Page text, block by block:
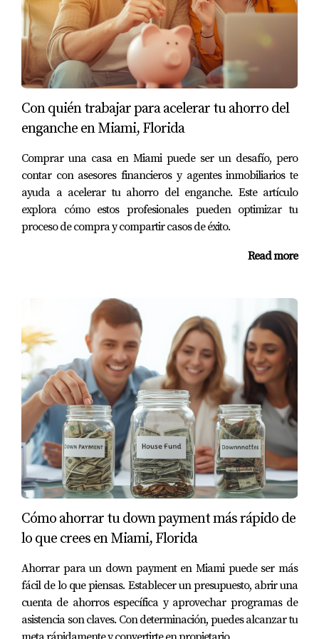
Hoy en día, Carlos es propietario felizmente.
Caso 3: Mariana y su educación continua
Mariana trabajaba en marketing pero quería avanzar en
su carrera mediante un posgrado. Sin embargo, el costo
del programa era elevado. Después de realizar un
análisis detallado de sus finanzas y aplicar el método
comenzar a ahorrar específicamente para su educación.
Con disciplina y enfoque, Mariana logró inscribirse en el
programa deseado y ahora está más cerca de alcanzar
sus metas profesionales.
acelerar tu ahorro en Miami, sino que también te
permitirá vivir una vida más alineada con tus valores y
sueños. Las estrategias como el método 50/30/20 y el
análisis detallado de tus gastos son herramientas
poderosas que pueden transformar tu relación con el
dinero. Recuerda que cada pequeño cambio cuenta; cada
dólar ahorrado es un paso hacia tus objetivos
financieros. Si estás listo para tomar control sobre tus
finanzas y acelerar tu camino hacia la libertad
financiera, considera trabajar con un experto como Juan
implementación efectiva de estas estrategias
personalizadas según tu situación única. ¡No esperes
más! Comienza hoy mismo a establecer tus prioridades
financieras y observa cómo tu futuro se transforma
positivamente.
Con quién trabajar para acelerar tu ahorro del
enganche en Miami, Florida
Comprar una casa en Miami puede ser un desafío, pero
contar con asesores financieros y agentes inmobiliarios te
ayuda a acelerar tu ahorro del enganche. Este artículo
explora cómo estos profesionales pueden optimizar tu
proceso de compra y compartir casos de éxito.
Read more
Cómo ahorrar tu down payment más rápido de
lo que crees en Miami, Florida
Ahorrar para un down payment en Miami puede ser más
fácil de lo que piensas. Establecer un presupuesto, abrir una
cuenta de ahorros específica y aprovechar programas de
asistencia son claves. Con determinación, puedes alcanzar tu